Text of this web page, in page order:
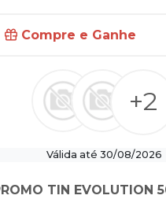
Compre e Ganhe
+2
Válida até 30/08/2026
TIN EVOLUTION